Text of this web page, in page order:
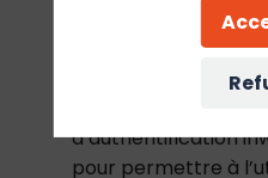
La collecte de
d’authentification
pour permettre à